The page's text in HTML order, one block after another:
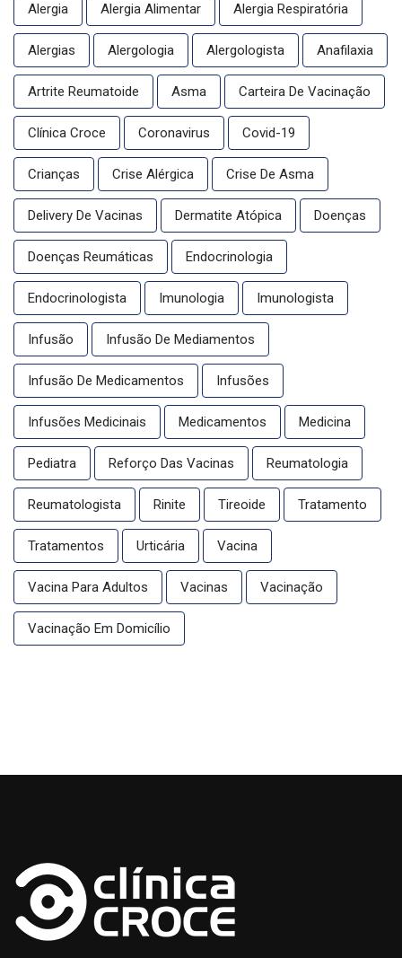
Alergia Alergia Alimentar Alergia Respiratória
Alergias Alergologia Alergologista Anafilaxia
Artrite Reumatoide Asma Carteira De Vacinação
Clínica Croce Coronavirus Covid-19
Crianças Crise Alérgica Crise De Asma
Delivery De Vacinas Dermatite Atópica Doenças
Doenças Reumáticas Endocrinologia
Endocrinologista Imunologia Imunologista
Infusão Infusão De Mediamentos
Infusão De Medicamentos Infusões
Infusões Medicinais Medicamentos Medicina
Pediatra Reforço Das Vacinas Reumatologia
Reumatologista Rinite Tireoide Tratamento
Tratamentos Urticária Vacina
Vacina Para Adultos Vacinas Vacinação
Vacinação Em Domicílio